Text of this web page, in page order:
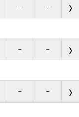
– –
– –
– –